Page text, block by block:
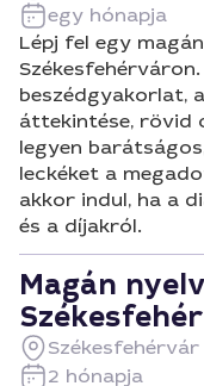
egy hónapja
Lépj fel egy
beszédgyakorlat,
áttekintése, rövid
legyen
leckéket a
akkor indul, ha a
és a díjakról.
Magán
Székesfehérvár
2 hónapja